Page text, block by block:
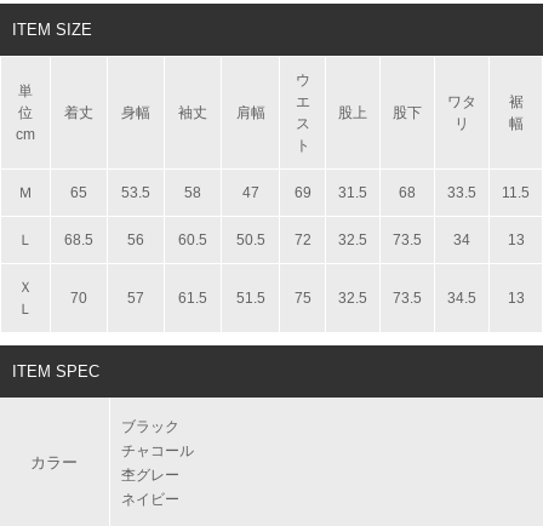
ITEM SIZE
単
位
cm
着丈 身幅 袖丈 肩幅
ウ
エ
ス
ト
股上 股下
ワタ
リ
裾
幅
Ｍ 65 53.5 58 47 69 31.5 68 33.5 11.5
Ｌ 68.5 56 60.5 50.5 72 32.5 73.5 34 13
Ｘ
Ｌ
70 57 61.5 51.5 75 32.5 73.5 34.5 13
ITEM SPEC
カラー
ブラック
チャコール
杢グレー
ネイビー